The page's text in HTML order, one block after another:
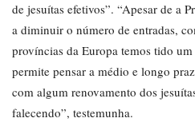
de jesuítas efetivos”. “Apesar de a
a diminuir o número de entradas,
províncias da Europa temos tido
permite pensar a médio e longo
com algum renovamento dos
falecendo”, testemunha.